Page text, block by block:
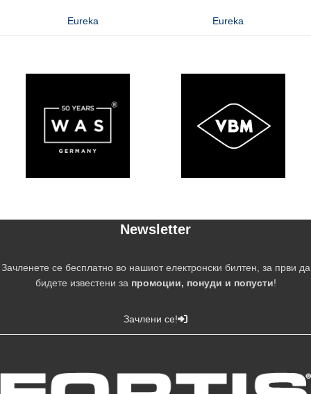
Eureka Eureka
Newsletter
Зачленете се бесплатно во нашиот електронски билтен, за први да
бидете известени за промоции, понуди и попусти!
Зачлени се!